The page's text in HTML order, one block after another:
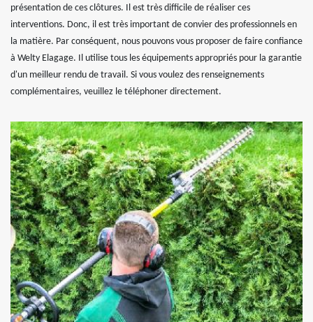
présentation de ces clôtures. Il est très difficile de réaliser ces
interventions. Donc, il est très important de convier des professionnels en
la matière. Par conséquent, nous pouvons vous proposer de faire confiance
à Welty Elagage. Il utilise tous les équipements appropriés pour la garantie
d'un meilleur rendu de travail. Si vous voulez des renseignements
complémentaires, veuillez le téléphoner directement.